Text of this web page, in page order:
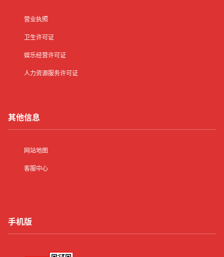
营业执照
卫生许可证
娱乐经营许可证
人力资源服务许可证
其他信息
网站地图
客服中心
手机版